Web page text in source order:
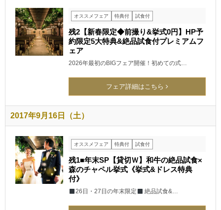
オススメフェア 特典付 試食付
残2【新春限定◆前撮り&挙式0円】HP予
約限定5大特典&絶品試食付プレミアムフ
ェア
2026年最初のBIGフェア開催！初めての式…
フェア詳細はこちら
2017年9月16日（土）
オススメフェア 特典付 試食付
残1■年末SP【貸切Ｗ】和牛の絶品試食×
森のチャペル挙式《挙式&ドレス特典
付》
26日・27日の年末限定 絶品試食&…